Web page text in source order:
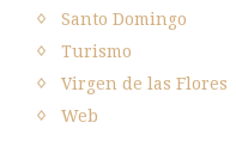
Santo Domingo
Turismo
Virgen de las Flores
Web